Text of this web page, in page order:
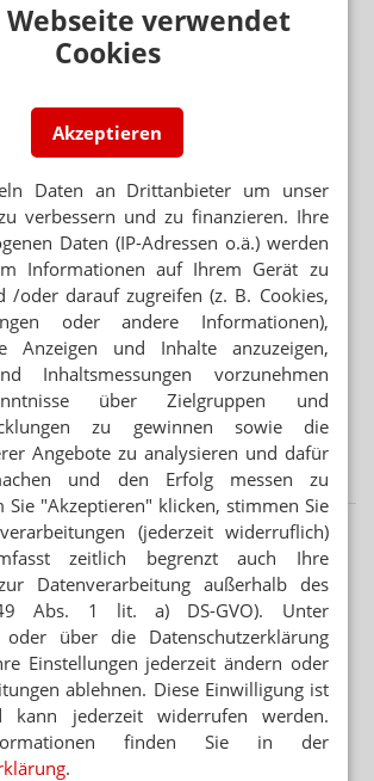
Webseite verwendet
Cookies
Akzeptieren
Daten an Drittanbieter um unser
verbessern und zu finanzieren. Ihre
Daten (IP-Adressen o.ä.) werden
Informationen auf Ihrem Gerät zu
/oder darauf zugreifen (z. B. Cookies,
oder andere Informationen),
Anzeigen und Inhalte anzuzeigen,
Inhaltsmessungen vorzunehmen
über Zielgruppen und
zu gewinnen sowie die
Angebote zu analysieren und dafür
und den Erfolg messen zu
Sie "Akzeptieren" klicken, stimmen Sie
(jederzeit widerruflich)
zeitlich begrenzt auch Ihre
Datenverarbeitung außerhalb des
Abs. 1 lit. a) DS-GVO). Unter
oder über die Datenschutzerklärung
Einstellungen jederzeit ändern oder
ablehnen. Diese Einwilligung ist
kann jederzeit widerrufen werden.
finden Sie in der
.
7 Prozent weniger OTC-Packungen
baut Werk für Théa
NACH BESTELLUNG
Apotheke verliert 2000 Euro
MUSS HANDELN
Rezepturen im Sprechstundenbedarf
können keine Wirksamkeit garantieren“